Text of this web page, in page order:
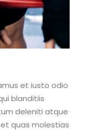
et iusto odio
blanditiis
deleniti atque
quas molestias